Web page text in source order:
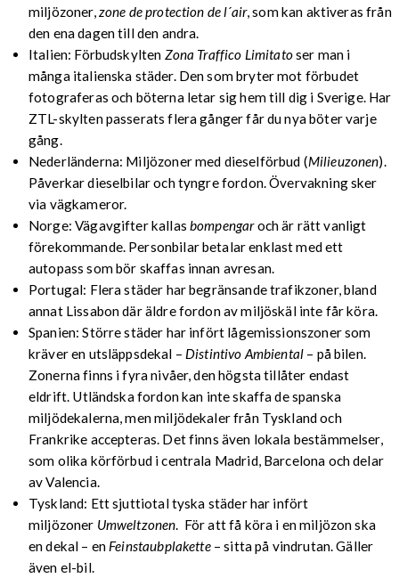
miljözoner,zone de protection de l´air, som kan aktiveras från
den ena dagen till den andra.
Italien: Förbudskylten Zona Traffico Limitatoser man i
många italienska städer. Den som bryter mot förbudet
fotograferas och böterna letar sig hem till dig i Sverige. Har
ZTL-skylten passerats flera gånger får du nya böter varje
gång.
Nederländerna: Miljözoner med dieselförbud (Milieuzonen).
Påverkar dieselbilar och tyngre fordon. Övervakning sker
via vägkameror.
Norge: Vägavgifter kallasbompengaroch är rätt vanligt
förekommande. Personbilar betalar enklast med ett
autopass som bör skaffas innan avresan.
Portugal: Flera städer har begränsande trafikzoner, bland
annat Lissabon där äldre fordon av miljöskäl inte får köra.
Spanien: Större städer har infört lågemissionszoner som
kräver en utsläppsdekal – Distintivo Ambiental – på bilen.
Zonerna finns i fyra nivåer, den högsta tillåter endast
eldrift. Utländska fordon kan inte skaffa de spanska
miljödekalerna, men miljödekaler från Tyskland och
Frankrike accepteras. Det finns även lokala bestämmelser,
som olika körförbud i centrala Madrid, Barcelona och delar
av Valencia.
Tyskland: Ett sjuttiotal tyska städer har infört
miljözoner Umweltzonen. För att få köra i en miljözon ska
en dekal – en Feinstaubplakette– sitta på vindrutan. Gäller
även el-bil.